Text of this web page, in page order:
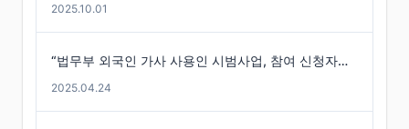
2025.10.01
“법무부 외국인 가사 사용인 시범사업, 참여 신청자는 미미”
2025.04.24